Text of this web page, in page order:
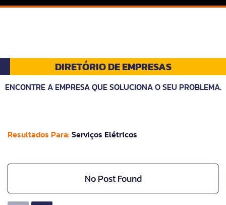
DIRETÓRIO DE EMPRESAS
ENCONTRE A EMPRESA QUE SOLUCIONA O SEU PROBLEMA.
Resultados Para:Serviços Elétricos
No Post Found